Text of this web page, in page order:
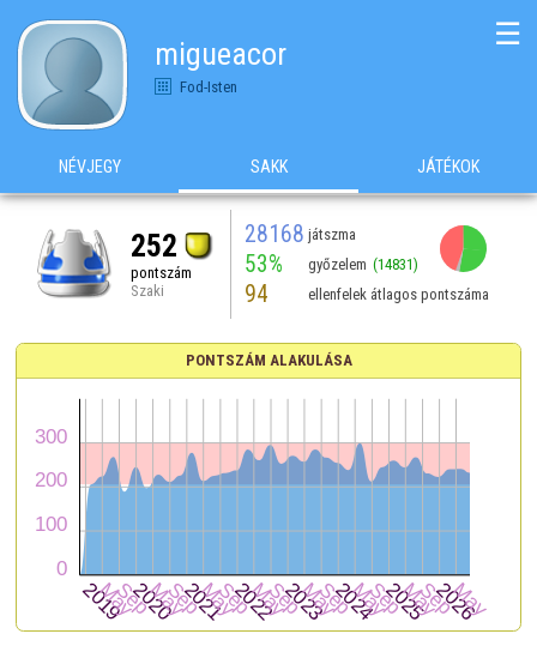
migueacor
Fod-Isten
☰
NÉVJEGY SAKK JÁTÉKOK
252
pontszám
Szaki
28168 játszma
53% győzelem (14831)
94 ellenfelek átlagos pontszáma
PONTSZÁM ALAKULÁSA